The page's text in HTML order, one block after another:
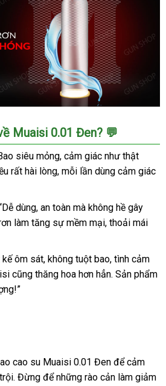
Muaisi 0.01 Đen? 💬
siêu mỏng, cảm giác như thật
rất hài lòng, mỗi lần dùng cảm giác
dùng, an toàn mà không hề gây
làm tăng sự mềm mại, thoải mái
kế ôm sát, không tuột bao, tình cảm
cũng thăng hoa hơn hẳn. Sản phẩm
cao su Muaisi 0.01 Đen để cảm
Đừng để những rào cản làm giảm